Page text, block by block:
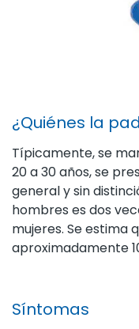
¿Quiénes la
Típicamente, se
20 a 30 años, se
general y sin
hombres es dos
mujeres. Se estima
aproximadamente
Síntomas